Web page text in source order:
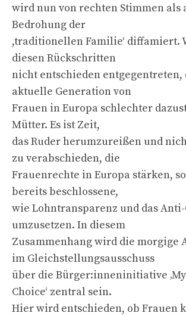
wird nun von rechten Stimmen als
Bedrohung der
,traditionellen Familie‘ diffamiert.
diesen Rückschritten
nicht entschieden entgegentreten,
aktuelle Generation von
Frauen in Europa schlechter
Mütter. Es ist Zeit,
das Ruder herumzureißen und
zu verabschieden, die
Frauenrechte in Europa stärken,
bereits beschlossene,
wie Lohntransparenz und das
umzusetzen. In diesem
Zusammenhang wird die morgige
im Gleichstellungsausschuss
über die Bürger:inneninitiative
Choice‘ zentral sein.
Hier wird entschieden, ob Frauen